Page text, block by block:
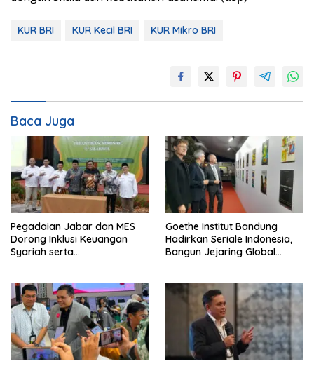
KUR BRI KUR Kecil BRI KUR Mikro BRI
Baca Juga
Pegadaian Jabar dan MES
Dorong Inklusi Keuangan
Syariah serta
Goethe Institut Bandung
Hadirkan Seriale Indonesia,
Bangun Jejaring Global